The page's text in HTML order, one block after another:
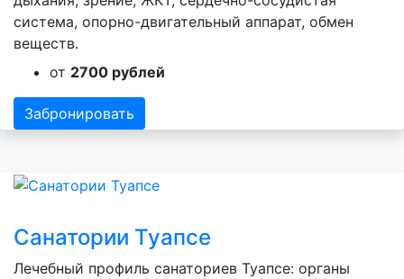
система, опорно-двигательный аппарат, обмен
веществ.
от 2700 рублей
Забронировать
Санатории Туапсе
Лечебный профиль санаториев Туапсе: органы